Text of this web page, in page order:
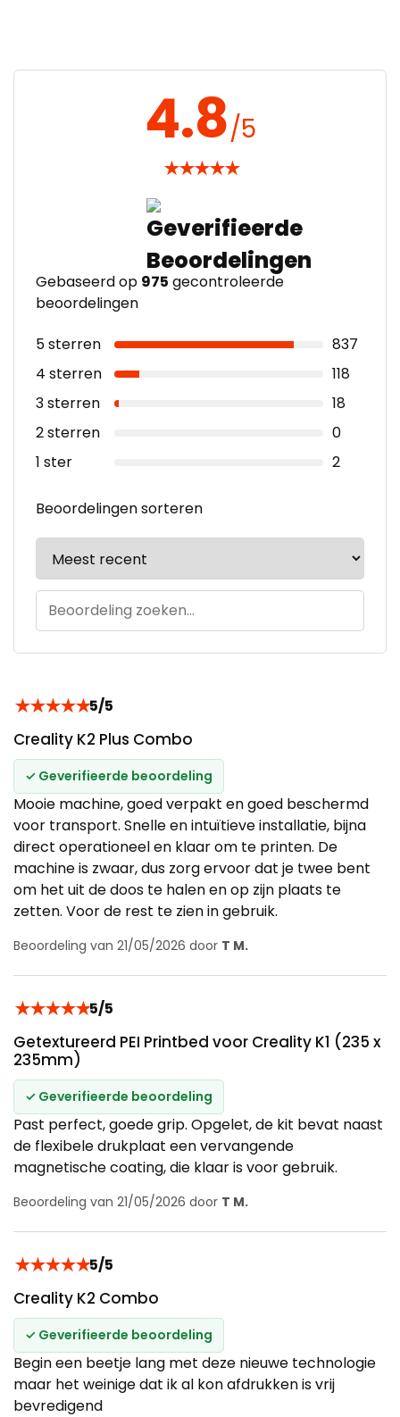
4.8/5
★★★★★
Gebaseerd op 975 gecontroleerde
beoordelingen
5 sterren
837
4 sterren
118
3 sterren
18
2 sterren
0
1 ster
2
Beoordelingen sorteren
★★★★★5/5
Creality K2 Plus Combo
✓ Geverifieerde beoordeling
Mooie machine, goed verpakt en goed beschermd
voor transport. Snelle en intuïtieve installatie, bijna
direct operationeel en klaar om te printen. De
machine is zwaar, dus zorg ervoor dat je twee bent
om het uit de doos te halen en op zijn plaats te
zetten. Voor de rest te zien in gebruik.
Beoordeling van 21/05/2026 door T M.
★★★★★5/5
Getextureerd PEI Printbed voor Creality K1 (235 x
235mm)
✓ Geverifieerde beoordeling
Past perfect, goede grip. Opgelet, de kit bevat naast
de flexibele drukplaat een vervangende
magnetische coating, die klaar is voor gebruik.
Beoordeling van 21/05/2026 door T M.
★★★★★5/5
Creality K2 Combo
✓ Geverifieerde beoordeling
Begin een beetje lang met deze nieuwe technologie
maar het weinige dat ik al kon afdrukken is vrij
bevredigend